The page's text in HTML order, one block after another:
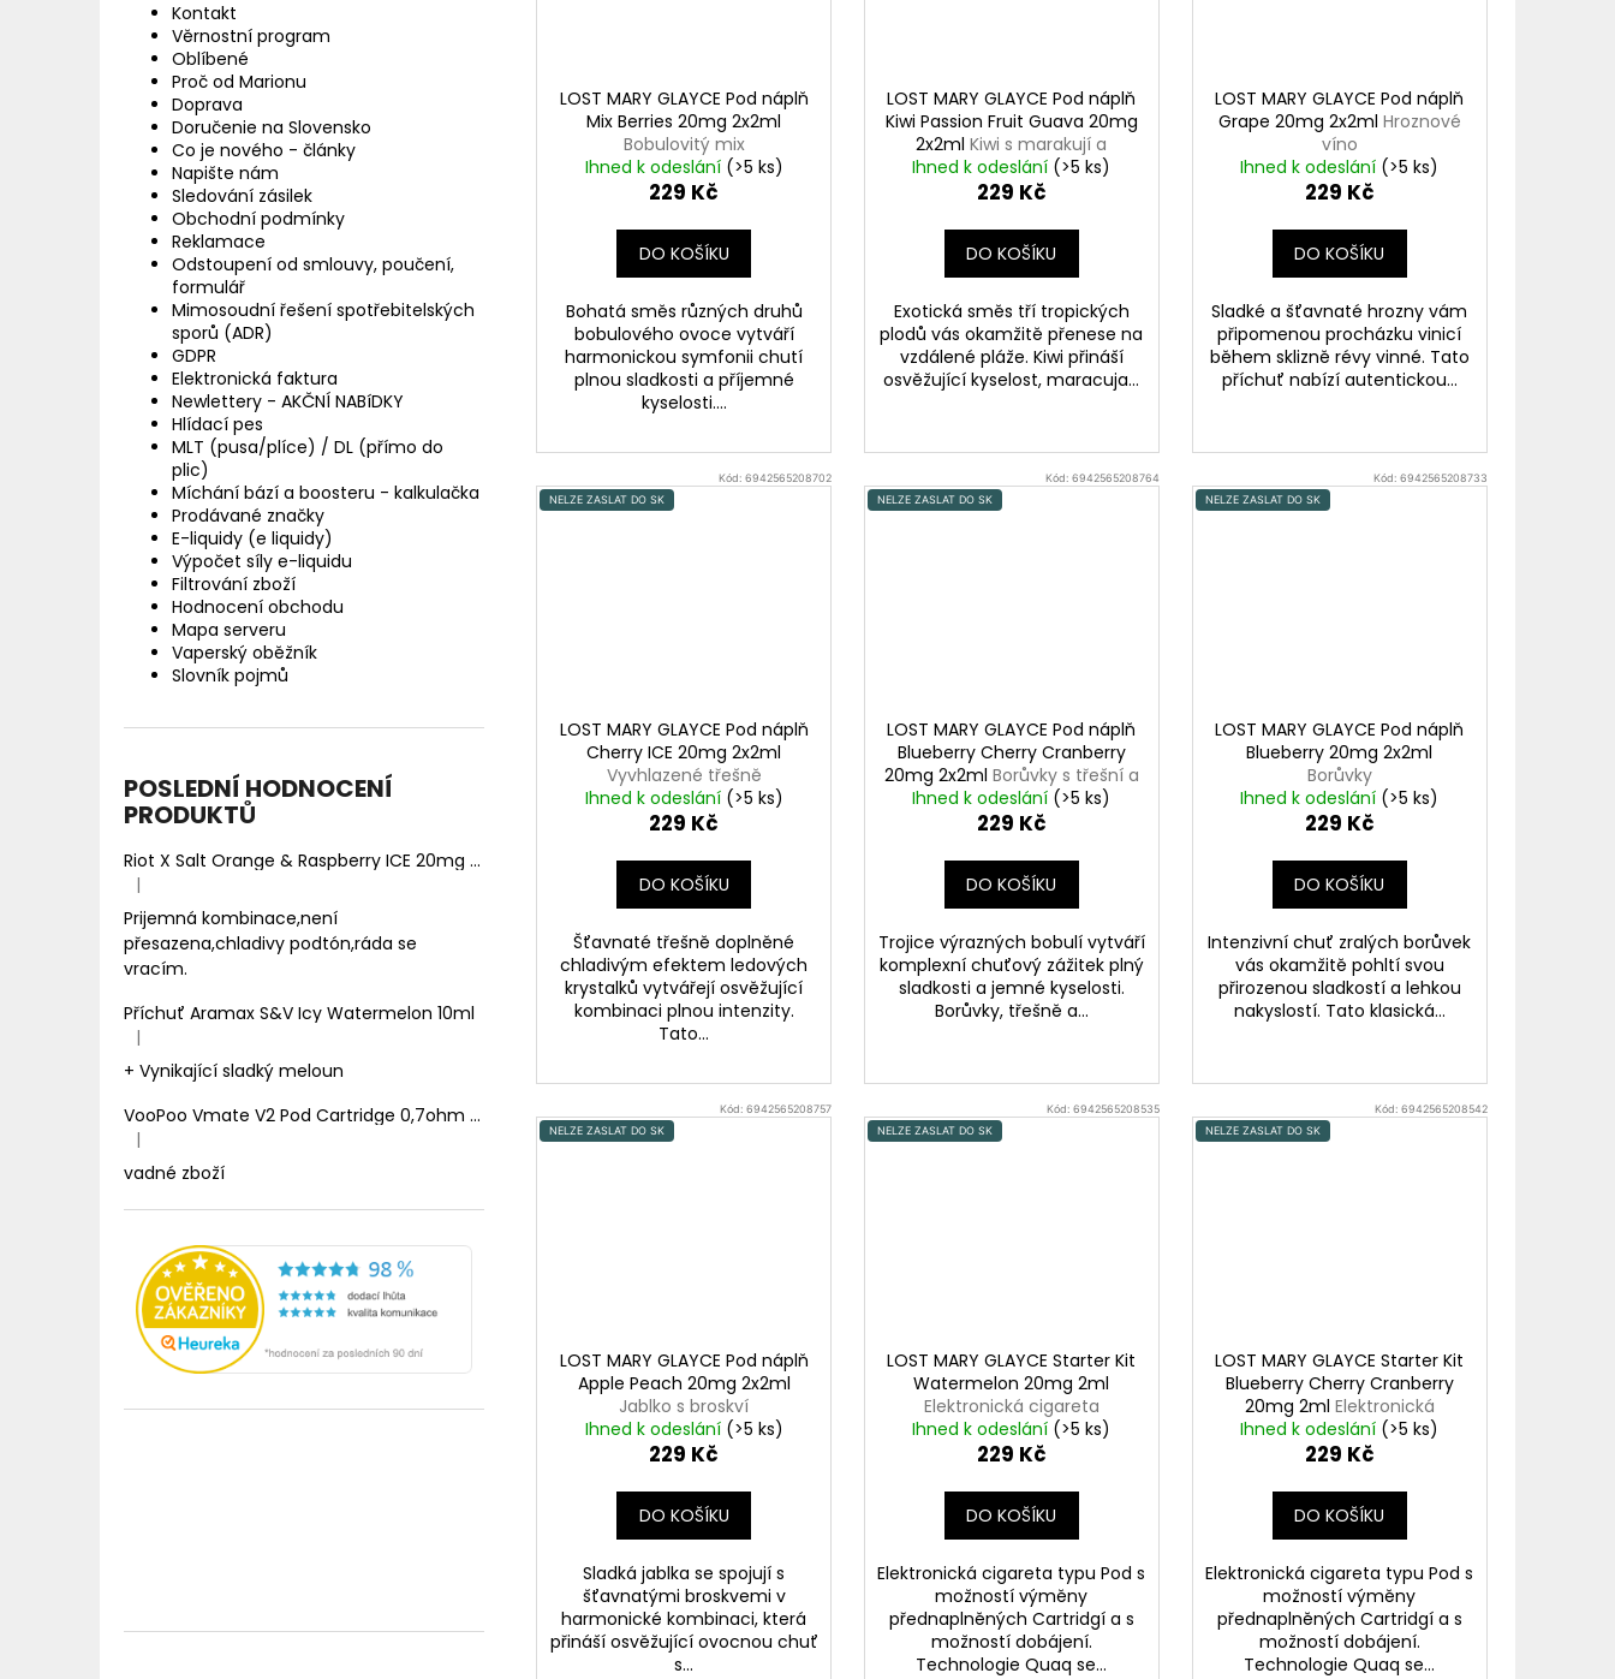
Kontakt
Věrnostní program
Oblíbené
Proč od Marionu
Doprava
Doručenie na Slovensko
Co je nového - články
Napište nám
Sledování zásilek
Obchodní podmínky
Reklamace
Odstoupení od smlouvy, poučení,
formulář
Mimosoudní řešení spotřebitelských
sporů (ADR)
GDPR
Elektronická faktura
Newlettery - AKČNÍ NABíDKY
Hlídací pes
MLT (pusa/plíce) / DL (přímo do
plic)
Míchání bází a boosteru - kalkulačka
Prodávané značky
E-liquidy (e liquidy)
Výpočet síly e-liquidu
Filtrování zboží
Hodnocení obchodu
Mapa serveru
Vaperský oběžník
Slovník pojmů
POSLEDNÍ HODNOCENÍ
PRODUKTŮ
Riot X Salt Orange & Raspberry ICE 20mg
Ledový pomeranč a malina
Hodnocení produktu je 5 z 5 hvězdiček.
|
Prijemná kombinace,není
přesazena,chladivy podtón,ráda se
vracím.
Příchuť Aramax S&V Icy Watermelon 10ml
Hodnocení produktu je 5 z 5 hvězdiček.
|
+ Vynikající sladký meloun
VooPoo Vmate V2 Pod Cartridge 0,7ohm 2ml
Hodnocení produktu je 1 z 5 hvězdiček.
|
vadné zboží
LOST MARY GLAYCE Pod náplň
Mix Berries 20mg 2x2ml
Bobulovitý mix
Ihned k odeslání (>5 ks)
229 Kč
DO KOŠÍKU
Bohatá směs různých druhů
bobulového ovoce vytváří
harmonickou symfonii chutí
plnou sladkosti a příjemné
kyselosti....
LOST MARY GLAYCE Pod náplň
Kiwi Passion Fruit Guava 20mg
2x2mlKiwi s marakují a
guavou
Ihned k odeslání (>5 ks)
229 Kč
DO KOŠÍKU
Exotická směs tří tropických
plodů vás okamžitě přenese na
vzdálené pláže. Kiwi přináší
osvěžující kyselost, maracuja...
LOST MARY GLAYCE Pod náplň
Grape 20mg 2x2ml Hroznové
víno
Ihned k odeslání (>5 ks)
229 Kč
DO KOŠÍKU
Sladké a šťavnaté hrozny vám
připomenou procházku vinicí
během sklizně révy vinné. Tato
příchuť nabízí autentickou...
Kód:6942565208702
NELZE ZASLAT DO SK
LOST MARY GLAYCE Pod náplň
Cherry ICE 20mg 2x2ml
Vyvhlazené třešně
Ihned k odeslání (>5 ks)
229 Kč
DO KOŠÍKU
Šťavnaté třešně doplněné
chladivým efektem ledových
krystalků vytvářejí osvěžující
kombinaci plnou intenzity.
Tato...
Kód: 6942565208764
NELZE ZASLAT DO SK
LOST MARY GLAYCE Pod náplň
Blueberry Cherry Cranberry
20mg 2x2ml Borůvky s třešní a
brusinkami
Ihned k odeslání (>5 ks)
229 Kč
DO KOŠÍKU
Trojice výrazných bobulí vytváří
komplexní chuťový zážitek plný
sladkosti a jemné kyselosti.
Borůvky, třešně a...
Kód: 6942565208733
NELZE ZASLAT DO SK
LOST MARY GLAYCE Pod náplň
Blueberry 20mg 2x2ml
Borůvky
Ihned k odeslání (>5 ks)
229 Kč
DO KOŠÍKU
Intenzivní chuť zralých borůvek
vás okamžitě pohltí svou
přirozenou sladkostí a lehkou
nakyslostí. Tato klasická...
Kód:6942565208757
NELZE ZASLAT DO SK
LOST MARY GLAYCE Pod náplň
Apple Peach 20mg 2x2ml
Jablko s broskví
Ihned k odeslání (>5 ks)
229 Kč
DO KOŠÍKU
Sladká jablka se spojují s
šťavnatými broskvemi v
harmonické kombinaci, která
přináší osvěžující ovocnou chuť
s...
Kód: 6942565208535
NELZE ZASLAT DO SK
LOST MARY GLAYCE Starter Kit
Watermelon 20mg 2ml
Elektronická cigareta
1000mAh (Vodní meloun)
Ihned k odeslání (>5 ks)
229 Kč
DO KOŠÍKU
Elektronická cigareta typu Pod s
možností výměny
přednaplněných Cartridgí a s
možností dobájení.
Technologie Quaq se...
Kód: 6942565208542
NELZE ZASLAT DO SK
LOST MARY GLAYCE Starter Kit
Blueberry Cherry Cranberry
20mg 2ml Elektronická
cigareta 1000mAh (Borůvky s
třešní a brusinkami)
Ihned k odeslání (>5 ks)
229 Kč
DO KOŠÍKU
Elektronická cigareta typu Pod s
možností výměny
přednaplněných Cartridgí a s
možností dobájení.
Technologie Quaq se...